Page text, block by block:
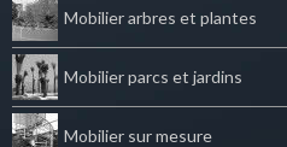
Mobilier arbres et plantes
Mobilier parcs et jardins
Mobilier sur mesure